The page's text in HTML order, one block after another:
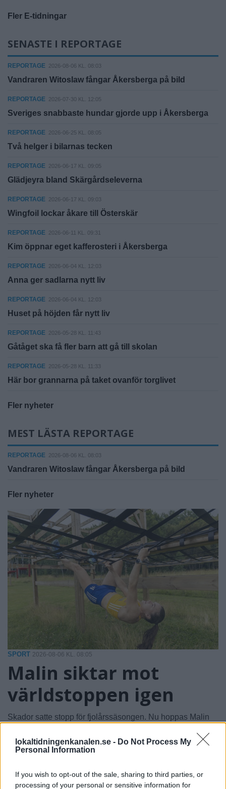
lokaltidningenkanalen.se - Do Not Process My
Personal Information
If you wish to opt-out of the sale, sharing to third parties, or
processing of your personal or sensitive information for
Fler E-tidningar
SENASTE I REPORTAGE
REPORTAGE 2026-08-06 KL. 08:03
Vandraren Witoslaw fångar Åkersberga på bild
REPORTAGE 2026-07-30 KL. 12:05
Sveriges snabbaste hundar gjorde upp i Åkersberga
REPORTAGE 2026-06-25 KL. 08:05
Två helger i bilarnas tecken
REPORTAGE 2026-06-17 KL. 09:05
Glädjeyra bland Skärgårdseleverna
REPORTAGE 2026-06-17 KL. 09:03
Wingfoil lockar åkare till Österskär
REPORTAGE 2026-06-11 KL. 09:31
Kim öppnar eget kafferosteri i Åkersberga
REPORTAGE 2026-06-04 KL. 12:03
Anna ger sadlarna nytt liv
REPORTAGE 2026-06-04 KL. 12:03
Huset på höjden får nytt liv
REPORTAGE 2026-05-28 KL. 11:43
Gåtåget ska få fler barn att gå till skolan
REPORTAGE 2026-05-28 KL. 11:33
Här bor grannarna på taket ovanför torglivet
Fler nyheter
MEST LÄSTA REPORTAGE
REPORTAGE 2026-08-06 KL. 08:03
Vandraren Witoslaw fångar Åkersberga på bild
Fler nyheter
SPORT 2026-08-06 KL. 08:05
Malin siktar mot
världstoppen igen
Skador satte stopp för fjolårssäsongen. Nu hoppas Malin
i Irland